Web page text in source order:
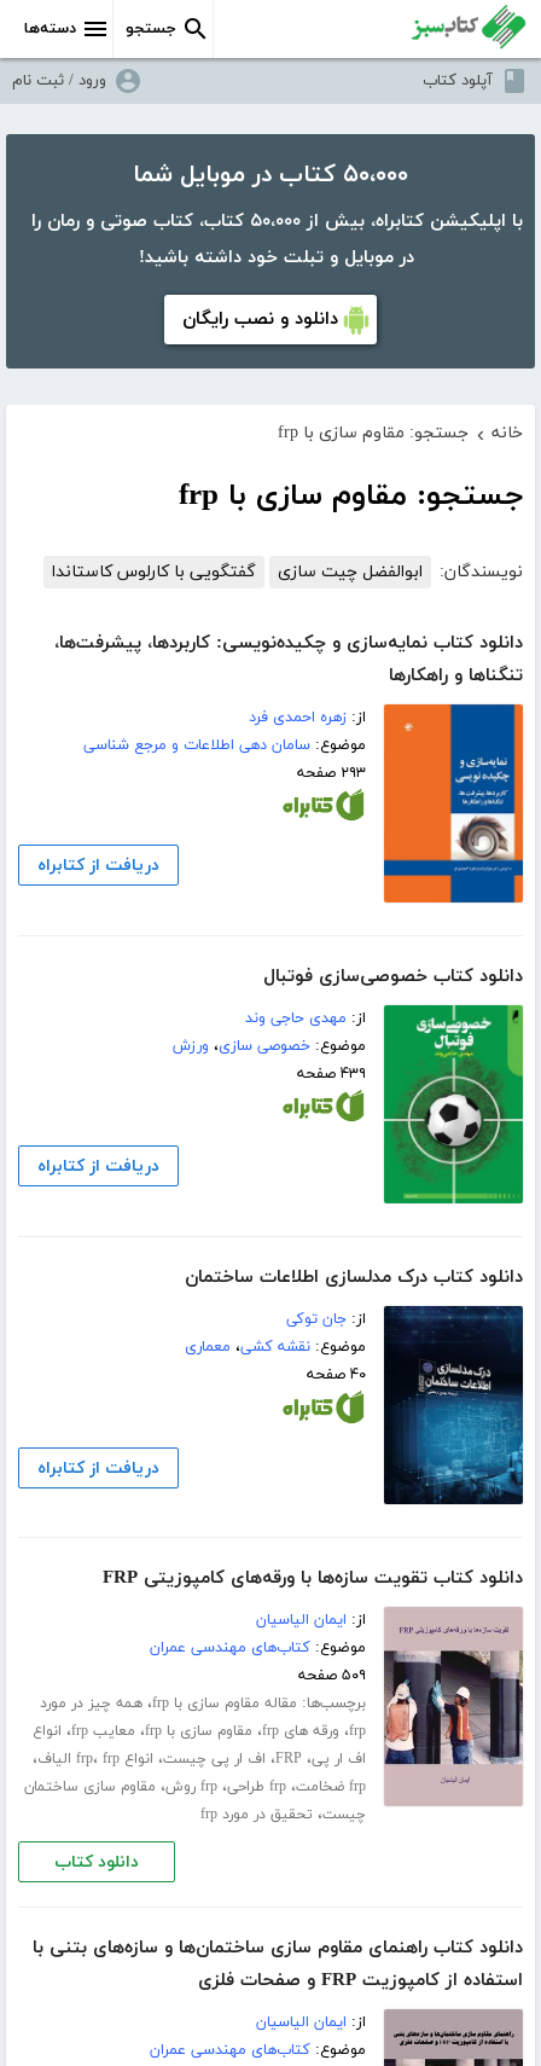
دسته‌ها جستجو
آپلود کتاب ورود / ثبت نام
۵۰،۰۰۰ کتاب در موبایل شما
با اپلیکیشن کتابراه، بیش از ۵۰،۰۰۰ کتاب، کتاب صوتی و رمان را
در موبایل و تبلت خود داشته باشید!
دانلود و نصب رایگان
خانه › جستجو: مقاوم سازی با frp
جستجو: مقاوم سازی با frp
نویسندگان: ابوالفضل چیت سازی گفتگویی با کارلوس کاستاندا
دانلود کتاب نمایه‌سازی و چکیده‌نویسی: کاربردها، پیشرفت‌ها،
تنگناها و راهکارها
از:زهره احمدی فرد
موضوع:سامان دهی اطلاعات و مرجع شناسی
۲۹۳ صفحه
دریافت از کتابراه
دانلود کتاب خصوصی‌سازی فوتبال
از: مهدی حاجی وند
موضوع:خصوصی سازی، ورزش
۴۳۹ صفحه
دریافت از کتابراه
دانلود کتاب درک مدلسازی اطلاعات ساختمان
از:جان توکی
موضوع:نقشه کشی، معماری
۴۰ صفحه
دریافت از کتابراه
دانلود کتاب تقویت سازه‌ھا با ورقه‌ھای کامپوزیتی FRP
از: ایمان الیاسیان
موضوع:کتاب‌های مهندسی عمران
۵۰۹ صفحه
برچسب‌ها: مقاله مقاوم سازی با frp ،همه چیز در مورد
frp، ورقه های frp ، مقاوم سازی با frp ، معایب frp ، انواع
اف ار پی، FRP، اف ار پی چیست، انواع frp ، frp الیاف ،
frp ضخامت ،frp طراحی ،frp روش ، مقاوم سازی ساختمان
چیست، تحقیق در مورد frp
دانلود کتاب
دانلود کتاب راهنمای مقاوم سازی ساختمان‌ها و سازه‌های بتنی با
استفاده از کامپوزیت FRP و صفحات فلزی
از: ایمان الیاسیان
موضوع:کتاب‌های مهندسی عمران